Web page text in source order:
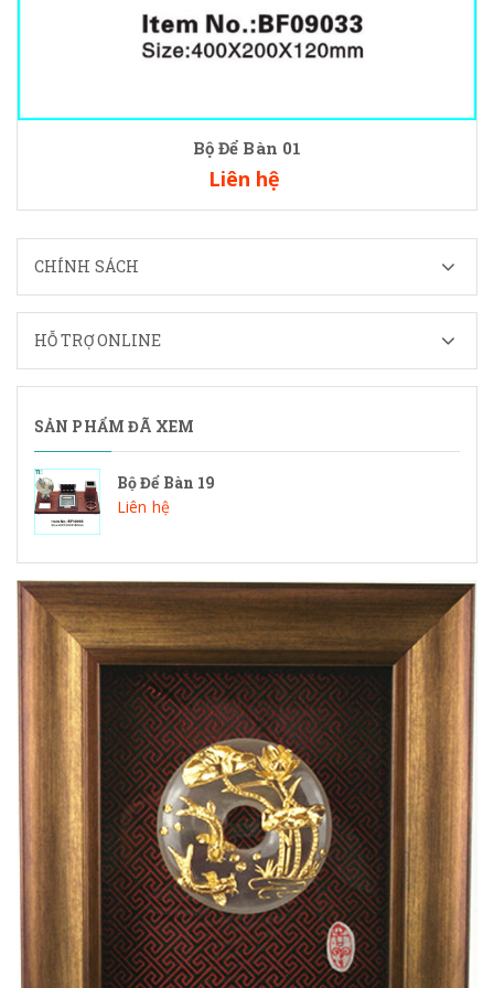
Bộ Để Bàn 01
Liên hệ
CHÍNH SÁCH
HỖ TRỢ ONLINE
SẢN PHẨM ĐÃ XEM
Bộ Để Bàn 19
Liên hệ